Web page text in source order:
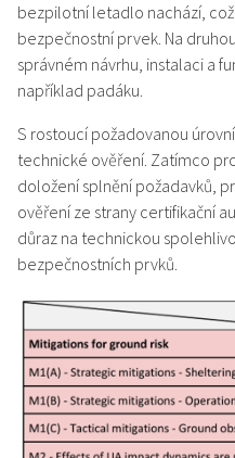
bezpilotní letadlo nachází, což
bezpečnostní prvek. Na
správném návrhu, instalaci a
například padáku.
S rostoucí požadovanou
technické ověření. Zatímco
doložení splnění požadavků,
ověření ze strany certifikační
důraz na technickou
bezpečnostních prvků.